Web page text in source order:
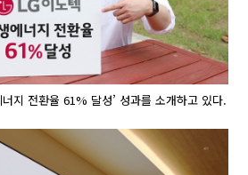
지 전환율 61% 달성’ 성과를 소개하고 있다.